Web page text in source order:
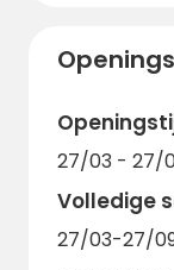
contact
je voor op
boek
27/03 - 27/
Volledige
27/03-27/